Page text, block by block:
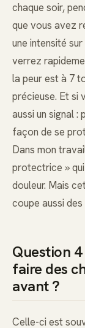
chaque soir,
que vous avez
une intensité
verrez
la peur est à 7
précieuse. Et si
aussi un signal :
façon de se
Dans mon
protectrice »
douleur. Mais
coupe aussi
Question 4
faire des
avant ?
Celle-ci est